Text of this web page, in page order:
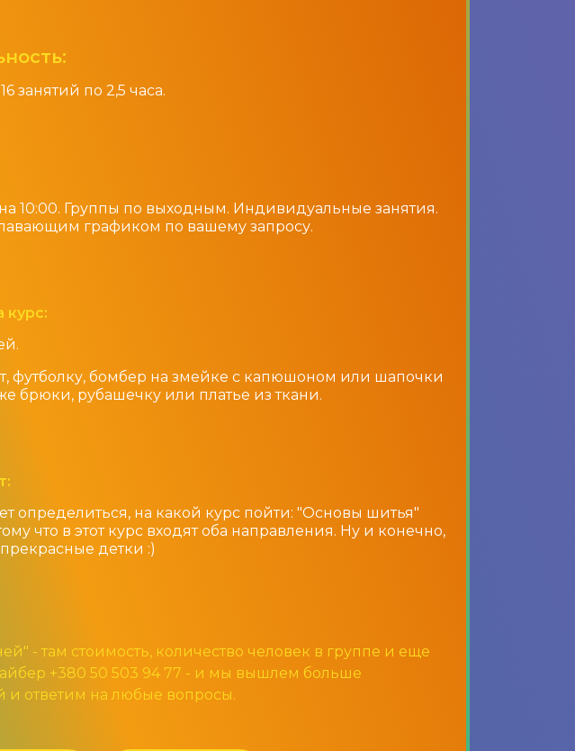
занятий по 2,5 часа.
10:00. Группы по выходным. Индивидуальные занятия.
графиком по вашему запросу.
курс:
футболку, бомбер на змейке с капюшоном или шапочки
брюки, рубашечку или платье из ткани.
определиться, на какой курс пойти: "Основы шитья"
что в этот курс входят оба направления. Ну и конечно,
прекрасные детки :)
- там стоимость, количество человек в группе и еще
+380 50 503 94 77 - и мы вышлем больше
ответим на любые вопросы.